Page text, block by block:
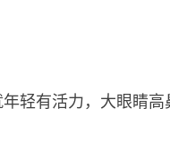
轻有活力，大眼睛高